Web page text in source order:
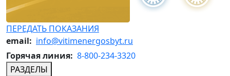
ПЕРЕДАТЬ ПОКАЗАНИЯ
email: info@vitimenergosbyt.ru
Горячая линия: 8-800-234-3320
РАЗДЕЛЫ